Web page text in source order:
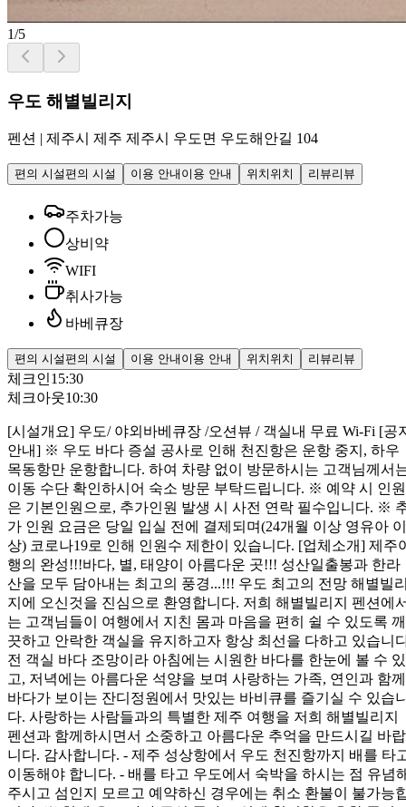
1/5
우도 해별빌리지
펜션 | 제주시 제주 제주시 우도면 우도해안길 104
편의 시설 편의 시설 이용 안내 이용 안내 위치 위치 리뷰리뷰
주차가능
상비약
WIFI
취사가능
바베큐장
편의 시설 편의 시설 이용 안내 이용 안내 위치 위치 리뷰리뷰
체크인15:30
체크아웃10:30
[시설개요] 우도/ 야외바베큐장 /오션뷰 / 객실내 무료 Wi-Fi [공
안내] ※ 우도 바다 증설 공사로 인해 천진항은 운항 중지, 하우
목동항만 운항합니다. 하여 차량 없이 방문하시는 고객님께서
이동 수단 확인하시어 숙소 방문 부탁드립니다. ※ 예약 시 인원
은 기본인원으로, 추가인원 발생 시 사전 연락 필수입니다. ※
가 인원 요금은 당일 입실 전에 결제되며(24개월 이상 영유아 이
상) 코로나19로 인해 인원수 제한이 있습니다. [업체소개] 제주
행의 완성!!!바다, 별, 태양이 아름다운 곳!!! 성산일출봉과 한라
산을 모두 담아내는 최고의 풍경...!!! 우도 최고의 전망 해별빌
지에 오신것을 진심으로 환영합니다. 저희 해별빌리지 펜션에
는 고객님들이 여행에서 지친 몸과 마음을 편히 쉴 수 있도록 깨
끗하고 안락한 객실을 유지하고자 항상 최선을 다하고 있습니
전 객실 바다 조망이라 아침에는 시원한 바다를 한눈에 볼 수 있
고, 저녁에는 아름다운 석양을 보며 사랑하는 가족, 연인과 함께
바다가 보이는 잔디정원에서 맛있는 바비큐를 즐기실 수 있습
다. 사랑하는 사람들과의 특별한 제주 여행을 저희 해별빌리지
펜션과 함께하시면서 소중하고 아름다운 추억을 만드시길 바랍
니다. 감사합니다. - 제주 성상항에서 우도 천진항까지 배를 타
이동해야 합니다. - 배를 타고 우도에서 숙박을 하시는 점 유념
주시고 섬인지 모르고 예약하신 경우에는 취소 환불이 불가능